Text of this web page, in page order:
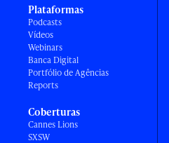
Plataformas
Podcasts
Vídeos
Webinars
Banca Digital
Portfólio de Agências
Reports
Coberturas
Cannes Lions
SXSW